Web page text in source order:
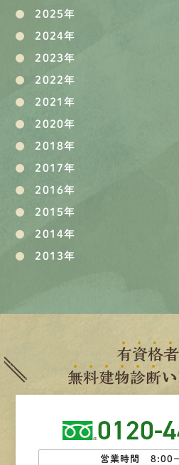
2025年
2024年
2023年
2022年
2021年
2020年
2018年
2017年
2016年
2015年
2014年
2013年
有資格者
無料建物診断
0120-
営業時間